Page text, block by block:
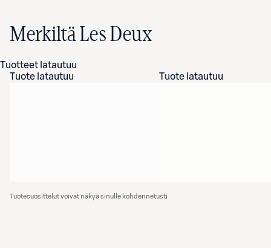
Merkiltä Les Deux
Tuotteet latautuu
Tuote latautuu
Tuote latautuu
Tuotesuosittelut voivat näkyä sinulle kohdennetusti